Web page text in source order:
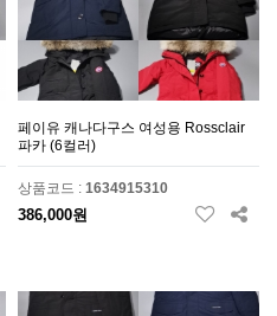
페이유 캐나다구스 여성용 Rossclair
파카 (6컬러)
상품코드 : 1634915310
386,000원